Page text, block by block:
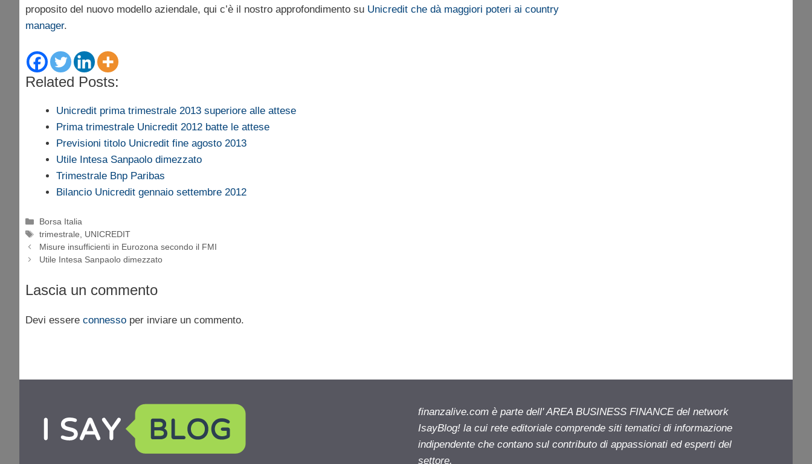
proposito del nuovo modello aziendale, qui c’è il nostro approfondimento su Unicredit che dà maggiori poteri ai country
manager.
Related Posts:
Unicredit prima trimestrale 2013 superiore alle attese
Prima trimestrale Unicredit 2012 batte le attese
Previsioni titolo Unicredit fine agosto 2013
Utile Intesa Sanpaolo dimezzato
Trimestrale Bnp Paribas
Bilancio Unicredit gennaio settembre 2012
Categorie
Borsa Italia
Tag
trimestrale
UNICREDIT
Misure insufficienti in Eurozona secondo il FMI
Utile Intesa Sanpaolo dimezzato
Lascia un commento
Devi essere connesso per inviare un commento.
finanzalive.com è parte dell' AREA BUSINESS FINANCE del network
IsayBlog! la cui rete editoriale comprende siti tematici di informazione
indipendente che contano sul contributo di appassionati ed esperti del
settore.